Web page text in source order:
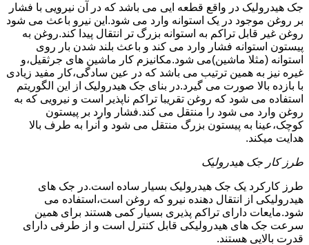
جک هیدرولیک در واقع قطعه ایی می باشد که در آن نیرویی با فشار
بر روغن موجود در یک استوانه وارد می شود.این نیرو باعث می شود
روغن غیر قابل تراکم به استوانه بزرگ تر انتقال پیدا کند.روغن به
پیستون استوانه فشار وارد می کند و باعث بلند شدن بار روی
استوانه (مثلا ماشین)می شود.مکانیزم کار ماشین های جرثقیل،و
غیره نیز به همین ترتیب می باشد که در عین سادگی،کار مفید زیادی
با بازده بالا صورت می گیرد.در بنای جک هیدرولیک از این الگوریتم
استفاده می شود که روغن تقریبا تراکم ناپذیر است و نیرویی که به
روغن وارد می شود را منتقل می کند.فشار وارد بر پیستون
کوچک،عینا به پیستون بزرگ منتقل می شود و آنرا به طرف بالا
هدایت میکند.
طرز کار جک هیدرولیک
طرز کارکرد یک جک هیدرولیک بسیار ساده است.در جک های
هیدرولیکی از انتقال دهنده نیرو که روغن است،استفاده می
شود.مایعات دارای تراکم پذیری بسیار کمی هستند برای همین
سرعت جک های هیدرولیکی قابل کنترل است و از طرفی دارای
قدرت بالایی هستند.